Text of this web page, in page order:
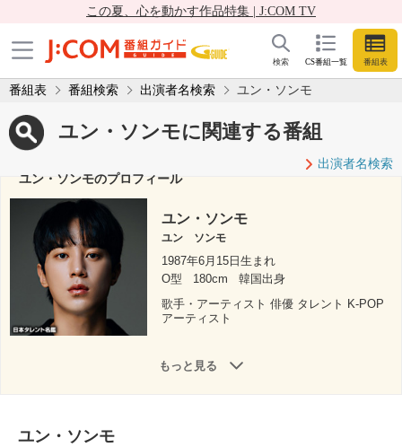
この夏、心を動かす作品特集 | J:COM TV
CS番組一覧 番組表
検索
番組表 番組検索 出演者名検索 ユン・ソンモ
ユン・ソンモに関連する番組
出演者名検索
ユン・ソンモのプロフィール
ユン・ソンモ
ユン ソンモ
1987年6月15日生まれ
O型
180cm
韓国出身
歌手・アーティスト 俳優 タレント K-POP
アーティスト
もっと見る
ユン・ソンモ